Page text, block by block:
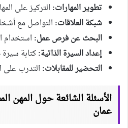
تطوير المهارات: التركيز على
شبكة العلاقات: التواصل مع
البحث عن فرص عمل: استخدام
إعداد السيرة الذاتية:كتابة
التحضير للمقابلات: التدرب على
الأسئلة الشائعة حول المهن
عمان